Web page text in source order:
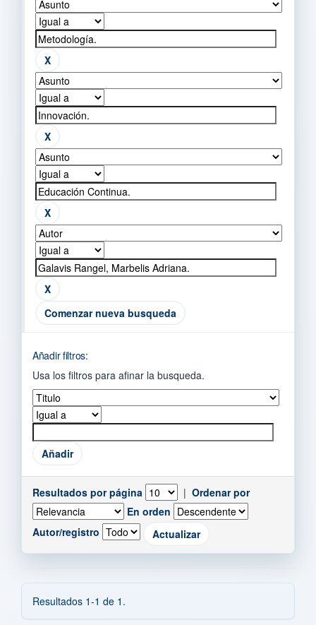
Comenzar nueva busqueda
Añadir filtros:
Usa los filtros para afinar la busqueda.
Resultados por página | Ordenar por
En orden
Autor/registro
Resultados 1-1 de 1.